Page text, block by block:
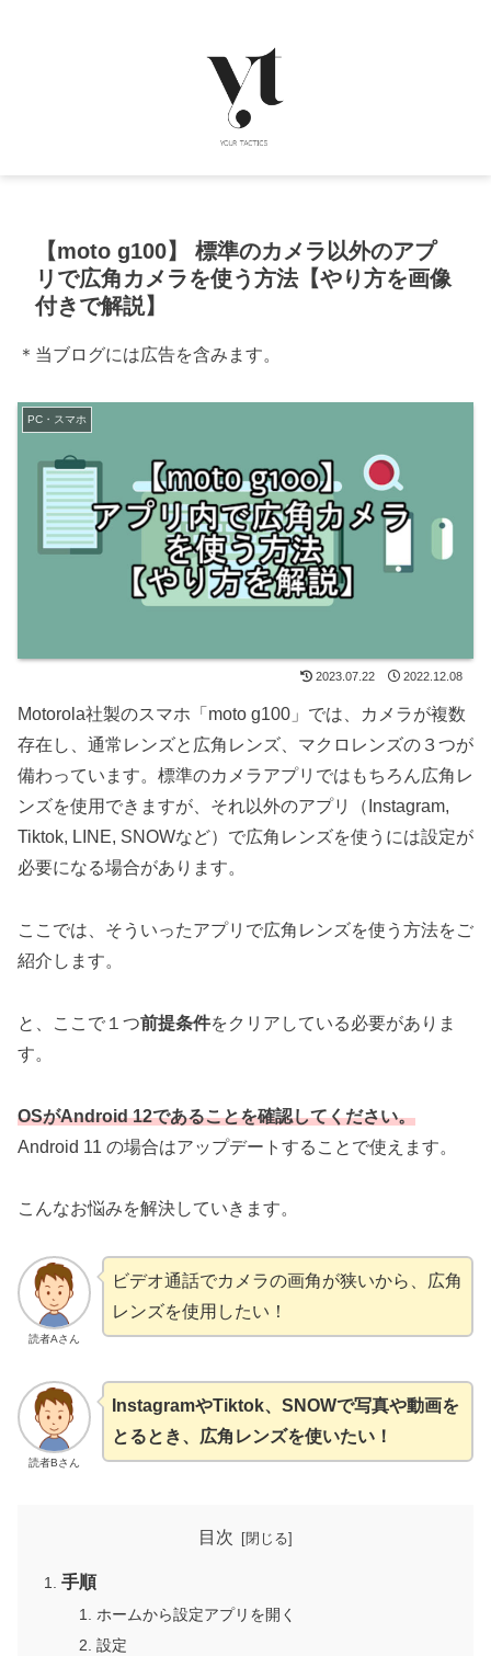
【moto g100】 標準のカメラ以外のアプ
リで広角カメラを使う方法【やり方を画像
付きで解説】
＊当ブログには広告を含みます。
PC・スマホ
2023.07.22 2022.12.08
Motorola社製のスマホ「moto g100」では、カメラが複数
存在し、通常レンズと広角レンズ、マクロレンズの３つが
備わっています。標準のカメラアプリではもちろん広角レ
ンズを使用できますが、それ以外のアプリ（Instagram,
Tiktok, LINE, SNOWなど）で広角レンズを使うには設定が
必要になる場合があります。
ここでは、そういったアプリで広角レンズを使う方法をご
紹介します。
と、ここで１つ前提条件をクリアしている必要がありま
す。
OSがAndroid 12であることを確認してください。
Android 11 の場合はアップデートすることで使えます。
こんなお悩みを解決していきます。
読者Aさん
ビデオ通話でカメラの画角が狭いから、広角
レンズを使用したい！
読者Bさん
InstagramやTiktok、SNOWで写真や動画を
とるとき、広角レンズを使いたい！
目次
手順
ホームから設定アプリを開く
設定